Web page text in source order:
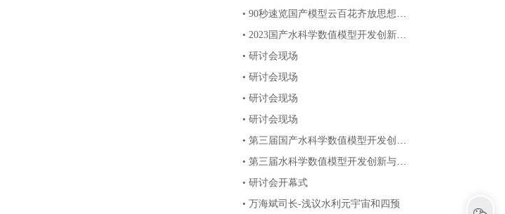
• 90秒速览国产模型云百花齐放思想碰
撞精彩瞬间！
• 2023国产水科学数值模型开发创新与
智慧应用研讨会会议通知
• 研讨会现场
• 研讨会现场
• 研讨会现场
• 研讨会现场
• 第三届国产水科学数值模型开发创新
与智慧应用研讨会精彩瞬间回顾
• 第三届水科学数值模型开发创新与智
慧应用研讨会快闪回顾
• 研讨会开幕式
• 万海斌司长-浅议水利元宇宙和四预